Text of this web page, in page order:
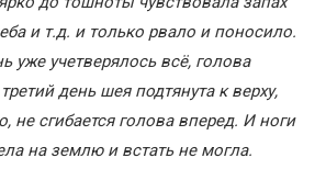
и т.д. и только рвало и поносило.
уже учетверялось всё, голова
день шея подтянута к верху,
не сгибается голова вперед. И ноги
на землю и встать не могла.